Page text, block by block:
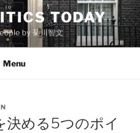
TODAY
by 菊川智文
Menu
決める5つのポイ